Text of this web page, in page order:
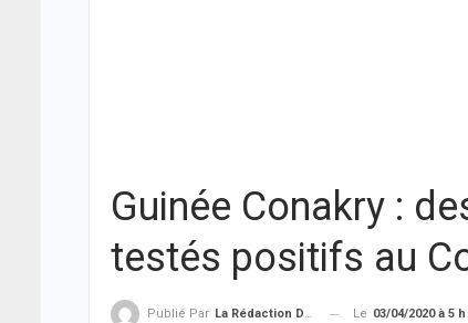
Guinée Conakry :
testés positifs au
Publié Par La Rédaction De THIEYSENEGAL.com Le 03/04/2020 à 5